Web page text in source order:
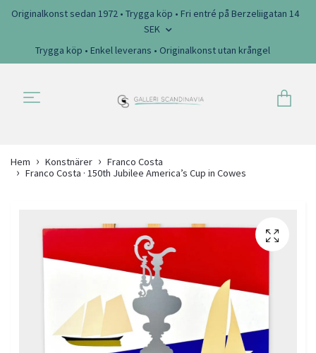
Originalkonst sedan 1972 • Trygga köp • Fri entré på Berzeliigatan 14
SEK
Trygga köp • Enkel leverans • Originalkonst utan krångel
Hem Konstnärer
Franco Costa
Franco Costa · 150th Jubilee America’s Cup in Cowes